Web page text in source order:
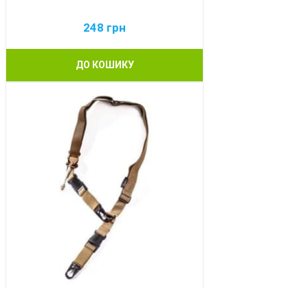
248 грн
ДО КОШИКУ